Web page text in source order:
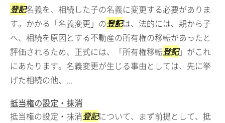
登記名義を、相続した子の名義に変更する必要がありま
す。かかる「名義変更」の登記は、法的には、親から子
へ、相続を原因とする不動産の所有権の移転があったと
評価されるため、正式には、「所有権移転登記」がこれ
にあたります。名義変更が生じる事由としては、先に挙
げた相続の他、...
抵当権の設定・抹消
抵当権の設定・抹消登記について、まず前提として、抵